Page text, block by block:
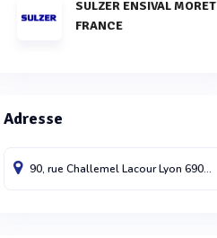
SULZER ENSIVAL MORET
FRANCE
Adresse
90, rue Challemel LacourLyon69007